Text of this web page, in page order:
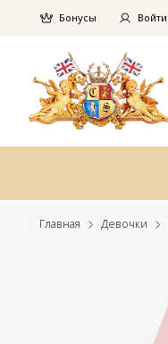
Бонусы Войти
Главная Девочки